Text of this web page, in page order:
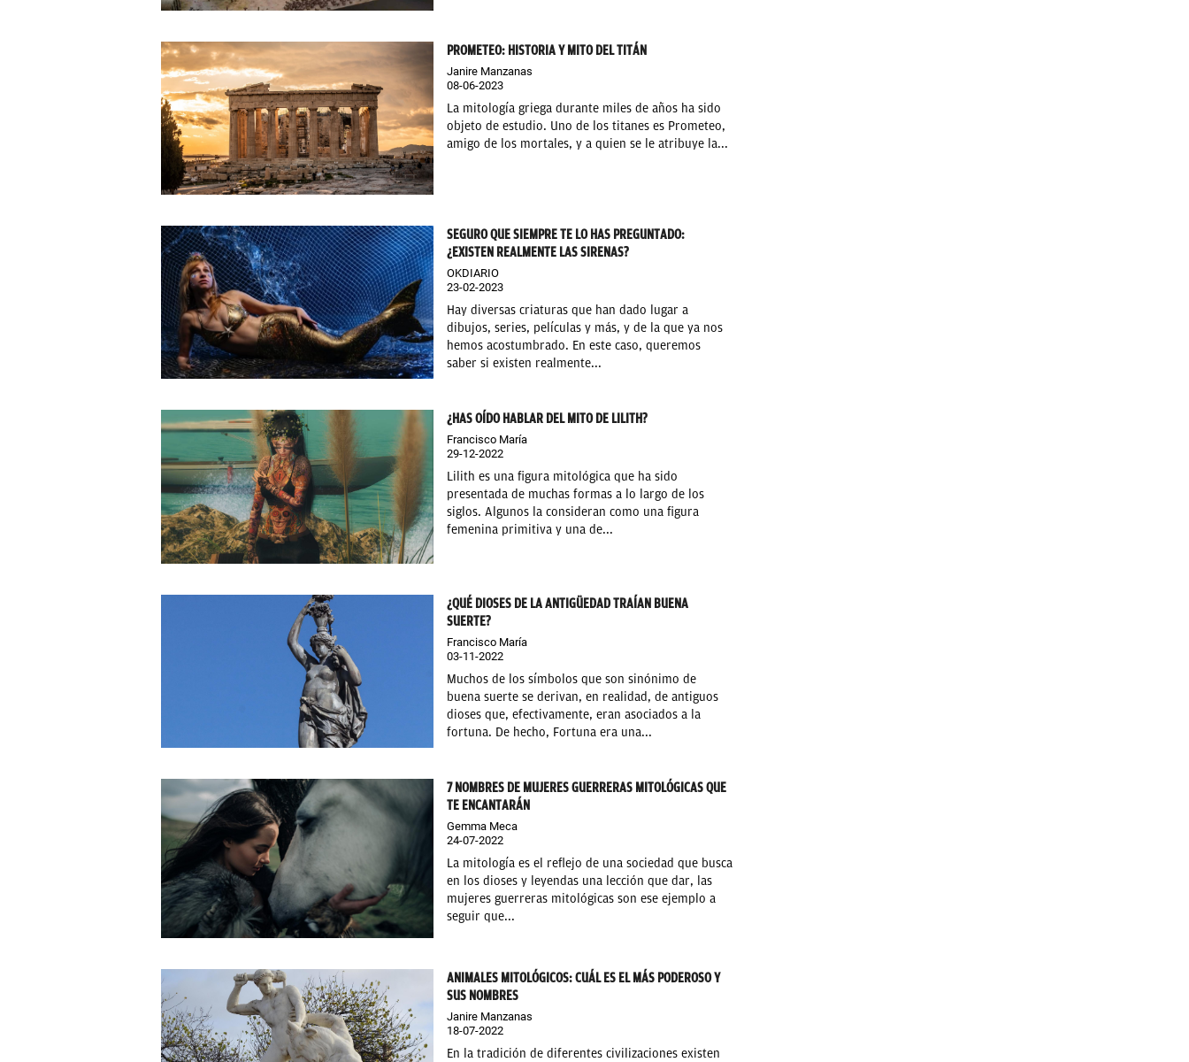
PROMETEO: HISTORIA Y MITO DEL TITÁN
Janire Manzanas
08-06-2023
La mitología griega durante miles de años ha sido
objeto de estudio. Uno de los titanes es Prometeo,
amigo de los mortales, y a quien se le atribuye la...
SEGURO QUE SIEMPRE TE LO HAS PREGUNTADO:
¿EXISTEN REALMENTE LAS SIRENAS?
OKDIARIO
23-02-2023
Hay diversas criaturas que han dado lugar a
dibujos, series, películas y más, y de la que ya nos
hemos acostumbrado. En este caso, queremos
saber si existen realmente...
¿HAS OÍDO HABLAR DEL MITO DE LILITH?
Francisco María
29-12-2022
Lilith es una figura mitológica que ha sido
presentada de muchas formas a lo largo de los
siglos. Algunos la consideran como una figura
femenina primitiva y una de...
¿QUÉ DIOSES DE LA ANTIGÜEDAD TRAÍAN BUENA
SUERTE?
Francisco María
03-11-2022
Muchos de los símbolos que son sinónimo de
buena suerte se derivan, en realidad, de antiguos
dioses que, efectivamente, eran asociados a la
fortuna. De hecho, Fortuna era una...
7 NOMBRES DE MUJERES GUERRERAS MITOLÓGICAS QUE
TE ENCANTARÁN
Gemma Meca
24-07-2022
La mitología es el reflejo de una sociedad que busca
en los dioses y leyendas una lección que dar, las
mujeres guerreras mitológicas son ese ejemplo a
seguir que...
ANIMALES MITOLÓGICOS: CUÁL ES EL MÁS PODEROSO Y
SUS NOMBRES
Janire Manzanas
18-07-2022
En la tradición de diferentes civilizaciones existen